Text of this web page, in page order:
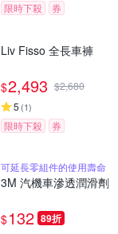
限時下殺 券
Liv Fisso 全長車褲
$2,493 $2,680
5 (1)
限時下殺 券
可延長零組件的使用壽命
3M 汽機車滲透潤滑劑
$132 89折